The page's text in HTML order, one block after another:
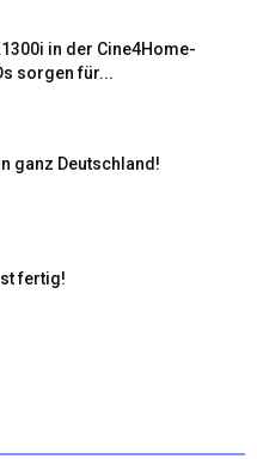
in der Cine4Home-
sorgen für...
ganz Deutschland!
fertig!